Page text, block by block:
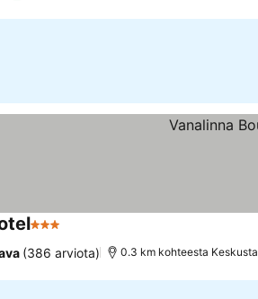
3 Tähtiluokitus
(386 arviota) 0.3 km kohteesta Keskusta